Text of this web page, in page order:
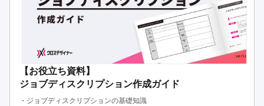
【お役立ち資料】
ジョブディスクリプション作成ガイド
・ジョブディスクリプションの基礎知識